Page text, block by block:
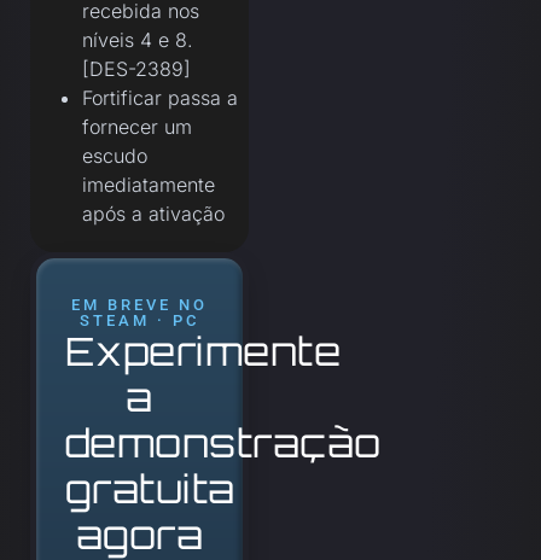
recebida nos
níveis 4 e 8.
[DES-2389]
Fortificar passa a
fornecer um
escudo
imediatamente
após a ativação
EM BREVE NO
STEAM · PC
Experimente
a
demonstração
gratuita
agora